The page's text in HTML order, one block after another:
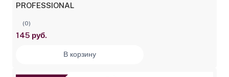
PROFESSIONAL
(0)
145 руб.
В корзину